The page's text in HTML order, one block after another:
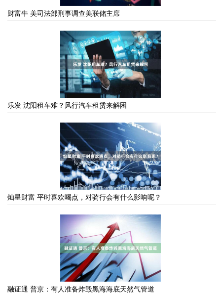
财富牛 美司法部刑事调查美联储主席
乐发 沈阳租车难？风行汽车租赁来解困
灿星财富 平时喜欢喝点，对骑行会有什么影响呢？
融证通 普京：有人准备炸毁黑海海底天然气管道